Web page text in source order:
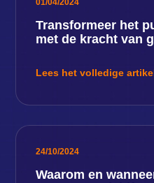
01/04/2024
Transformeer het
met de kracht van
Lees het volledige
24/10/2024
Waarom en